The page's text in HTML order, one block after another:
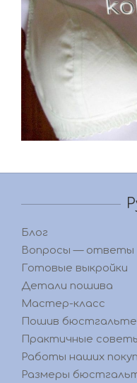
Блог
Вопросы — ответы
Готовые выкройки
Детали пошива
Мастер-класс
Пошив
Практичные
Работы наших
Размеры